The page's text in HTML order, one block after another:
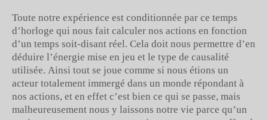
Toute notre expérience est conditionnée par ce temps
d’horloge qui nous fait calculer nos actions en fonction
d’un temps soit-disant réel. Cela doit nous permettre d’en
déduire l’énergie mise en jeu et le type de causalité
utilisée. Ainsi tout se joue comme si nous étions un
acteur totalement immergé dans un monde répondant à
nos actions, et en effet c’est bien ce qui se passe, mais
malheureusement nous y laissons notre vie parce qu’un